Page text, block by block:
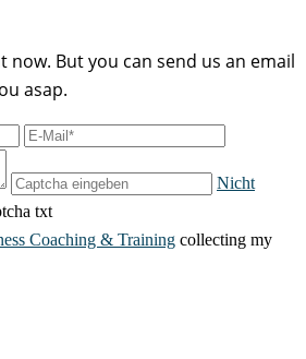
But you can send us an email
asap.
Nicht
Coaching & Training collecting my